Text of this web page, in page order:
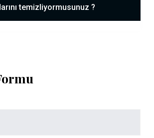
temizliyormusunuz ?